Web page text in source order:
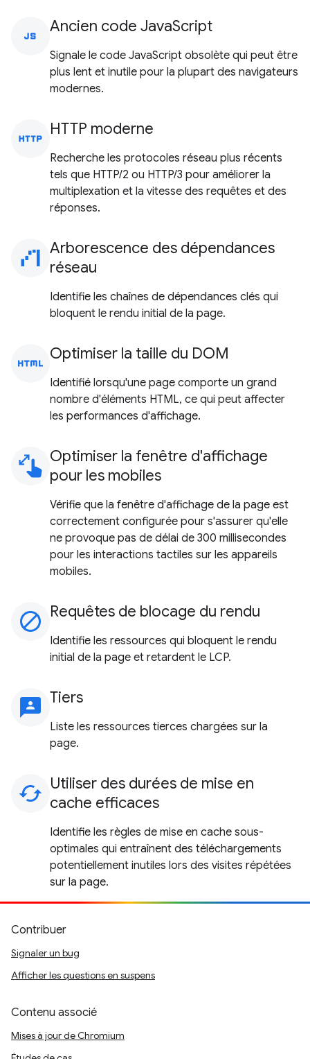
javascript Ancien code JavaScript
Signale le code JavaScript obsolète qui peut être
plus lent et inutile pour la plupart des navigateurs
modernes.
http HTTP moderne
Recherche les protocoles réseau plus récents
tels que HTTP/2 ou HTTP/3 pour améliorer la
multiplexation et la vitesse des requêtes et des
réponses.
waterfall_chart Arborescence des dépendances
réseau
Identifie les chaînes de dépendances clés qui
bloquent le rendu initial de la page.
html Optimiser la taille du DOM
Identifié lorsqu'une page comporte un grand
nombre d'éléments HTML, ce qui peut affecter
les performances d'affichage.
pinch Optimiser la fenêtre d'affichage
pour les mobiles
Vérifie que la fenêtre d'affichage de la page est
correctement configurée pour s'assurer qu'elle
ne provoque pas de délai de 300 millisecondes
pour les interactions tactiles sur les appareils
mobiles.
block Requêtes de blocage du rendu
Identifie les ressources qui bloquent le rendu
initial de la page et retardent le LCP.
3p Tiers
Liste les ressources tierces chargées sur la
page.
cached Utiliser des durées de mise en
cache efficaces
Identifie les règles de mise en cache sous-
optimales qui entraînent des téléchargements
potentiellement inutiles lors des visites répétées
sur la page.
Contribuer
Signaler un bug
Afficher les questions en suspens
Contenu associé
Mises à jour de Chromium